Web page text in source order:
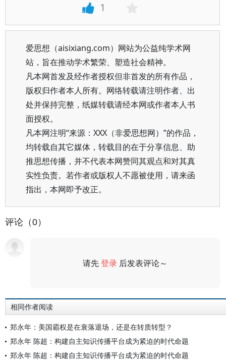
1
爱思想（aisixiang.com）网站为公益纯学术网
站，旨在推动学术繁荣、塑造社会精神。
凡本网首发及经作者授权但非首发的所有作品，
版权归作者本人所有。网络转载请注明作者、出
处并保持完整，纸媒转载请经本网或作者本人书
面授权。
凡本网注明“来源：XXX（非爱思想网）”的作品，
均转载自其它媒体，转载目的在于分享信息、助
推思想传播，并不代表本网赞同其观点和对其真
实性负责。若作者或版权人不愿被使用，请来函
指出，本网即予改正。
评论（0）
请先登录 后发表评论～
相同作者阅读
郑永年：美国霸权是在衰落退场，还是在转质转型？
郑永年 陈超：构建自主知识传播平台成为紧迫的时代命题
郑永年 陈超：构建自主知识传播平台成为紧迫的时代命题